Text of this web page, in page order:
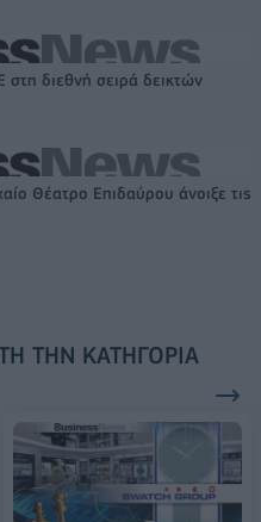
στη διεθνή σειρά δεικτών
Θέατρο Επιδαύρου άνοιξε τις
ΤΗΝ ΚΑΤΗΓΟΡΊΑ